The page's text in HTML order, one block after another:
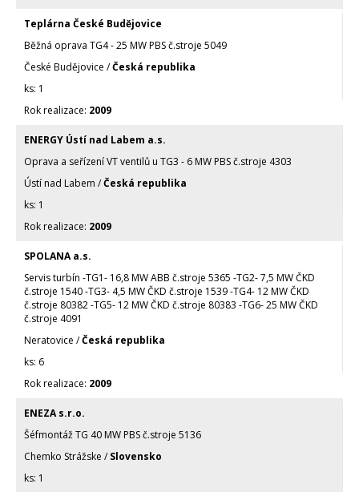
Teplárna České Budějovice
Běžná oprava TG4 - 25 MW PBS č.stroje 5049
České Budějovice /Česká republika
1
2009
ENERGY Ústí nad Labem a.s.
Oprava a seřízení VT ventilů u TG3 - 6 MW PBS č.stroje 4303
Ústí nad Labem /Česká republika
1
2009
SPOLANA a.s.
Servis turbín -TG1- 16,8 MW ABB č.stroje 5365 -TG2- 7,5 MW ČKD
č.stroje 1540 -TG3- 4,5 MW ČKD č.stroje 1539 -TG4- 12 MW ČKD
č.stroje 80382 -TG5- 12 MW ČKD č.stroje 80383 -TG6- 25 MW ČKD
č.stroje 4091
Neratovice /Česká republika
6
2009
ENEZA s.r.o.
Šéfmontáž TG 40 MW PBS č.stroje 5136
Chemko Strážske /Slovensko
1